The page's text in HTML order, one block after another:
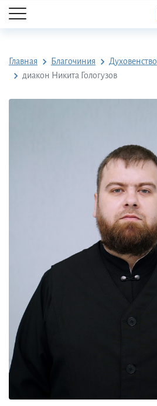
Главная Благочиния
Духовенство
диакон Никита Гологузов